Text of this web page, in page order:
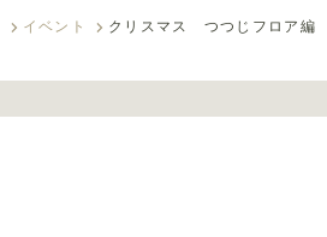
イベント クリスマス つつじフロア編